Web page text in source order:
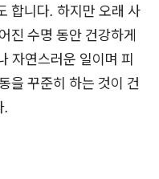
합니다. 하지만 오래 사
진 수명 동안 건강하게
자연스러운 일이며 피
을 꾸준히 하는 것이 건
.